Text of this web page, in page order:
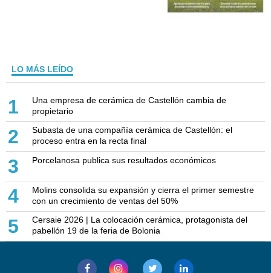
LO MÁS LEÍDO
1
Una empresa de cerámica de Castellón cambia de
propietario
2
Subasta de una compañía cerámica de Castellón: el
proceso entra en la recta final
3 Porcelanosa publica sus resultados económicos
4
Molins consolida su expansión y cierra el primer semestre
con un crecimiento de ventas del 50%
5
Cersaie 2026 | La colocación cerámica, protagonista del
pabellón 19 de la feria de Bolonia